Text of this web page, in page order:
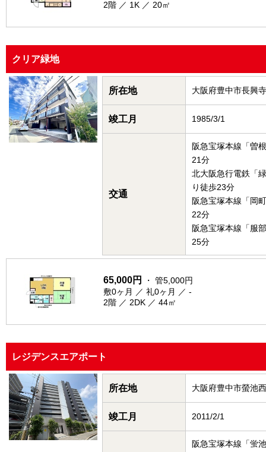
2階 ／ 1K ／ 20㎡
クリア緑地
所在地 大阪府豊中市長興
竣工月 1985/3/1
交通
阪急宝塚本線「曽
21分
北大阪急行電鉄「
り徒歩23分
阪急宝塚本線「岡
22分
阪急宝塚本線「服
25分
65,000円
・ 管5,000円
敷0ヶ月 ／ 礼0ヶ月 ／ -
2階 ／ 2DK ／ 44㎡
レジデンスエアポート
所在地 大阪府豊中市螢池
竣工月 2011/2/1
阪急宝塚本線「蛍